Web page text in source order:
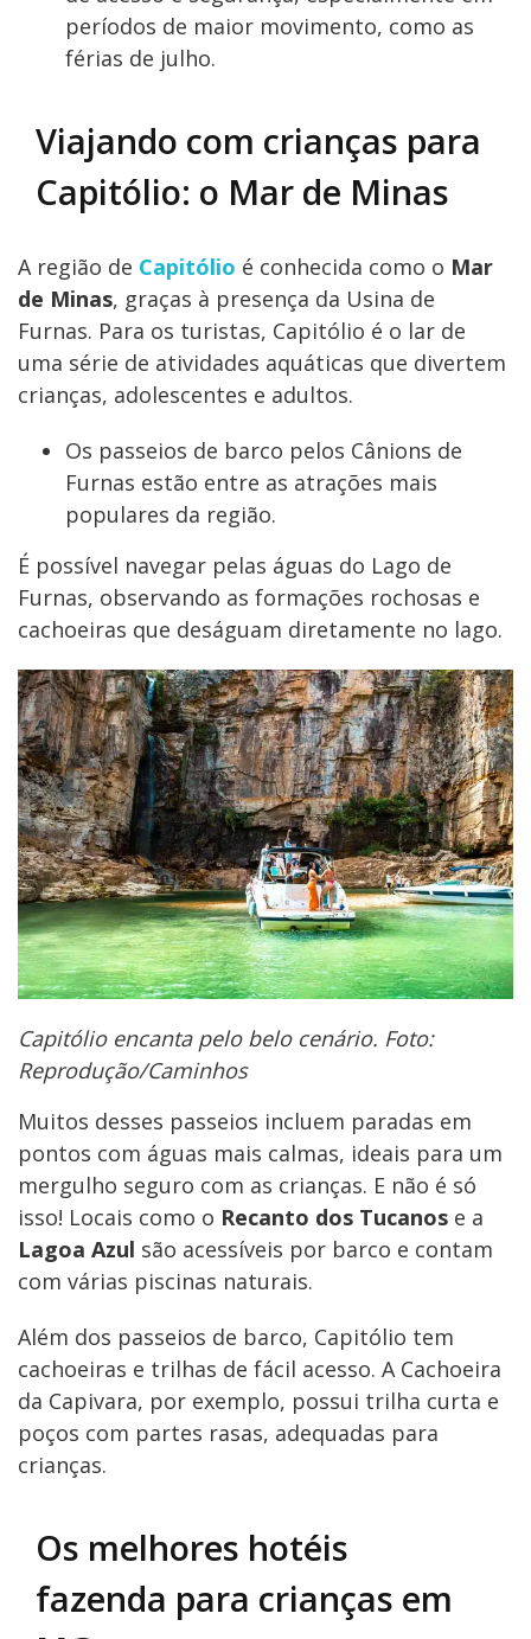
períodos de maior movimento, como as
férias de julho.
Viajando com crianças para
Capitólio: o Mar de Minas
A região de Capitólio é conhecida como o Mar
de Minas, graças à presença da Usina de
Furnas. Para os turistas, Capitólio é o lar de
uma série de atividades aquáticas que divertem
crianças, adolescentes e adultos.
Os passeios de barco pelos Cânions de
Furnas estão entre as atrações mais
populares da região.
É possível navegar pelas águas do Lago de
Furnas, observando as formações rochosas e
cachoeiras que deságuam diretamente no lago.
Capitólio encanta pelo belo cenário. Foto:
Reprodução/Caminhos
Muitos desses passeios incluem paradas em
pontos com águas mais calmas, ideais para um
mergulho seguro com as crianças. E não é só
isso! Locais como o Recanto dos Tucanos e a
Lagoa Azul são acessíveis por barco e contam
com várias piscinas naturais.
Além dos passeios de barco, Capitólio tem
cachoeiras e trilhas de fácil acesso. A Cachoeira
da Capivara, por exemplo, possui trilha curta e
poços com partes rasas, adequadas para
crianças.
Os melhores hotéis
fazenda para crianças em